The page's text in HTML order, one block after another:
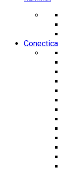
Conectica